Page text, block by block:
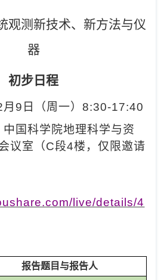
观测新技术、新方法与仪
器
初步日程
9日（周一）8:30-17:40
中国科学院地理科学与资
议室（C段4楼，仅限邀请
live/details/4
报告题目与报告人